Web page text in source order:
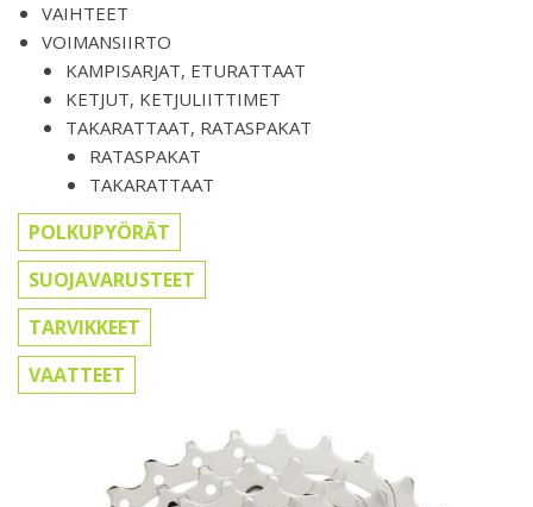
VAIHTEET
VOIMANSIIRTO
KAMPISARJAT, ETURATTAAT
KETJUT, KETJULIITTIMET
TAKARATTAAT, RATASPAKAT
RATASPAKAT
TAKARATTAAT
POLKUPYÖRÄT
SUOJAVARUSTEET
TARVIKKEET
VAATTEET